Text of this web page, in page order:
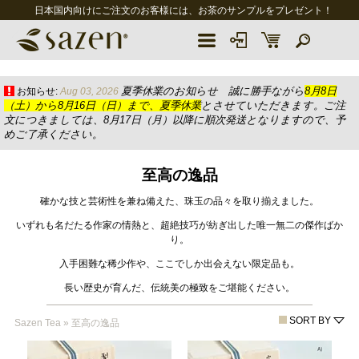
日本国内向けにご注文のお客様には、お茶のサンプルをプレゼント！
お知らせ: Aug 03, 2026 夏季休業のお知らせ 誠に勝手ながら8月8日
（土）から8月16日（日）まで、夏季休業とさせていただきます。ご注
文につきましては、8月17日（月）以降に順次発送となりますので、予
めご了承ください。
至高の逸品
確かな技と芸術性を兼ね備えた、珠玉の品々を取り揃えました。
いずれも名だたる作家の情熱と、超絶技巧が紡ぎ出した唯一無二の傑作ばか
り。
入手困難な稀少作や、ここでしか出会えない限定品も。
長い歴史が育んだ、伝統美の極致をご堪能ください。
Sazen Tea » 至高の逸品 SORT BY